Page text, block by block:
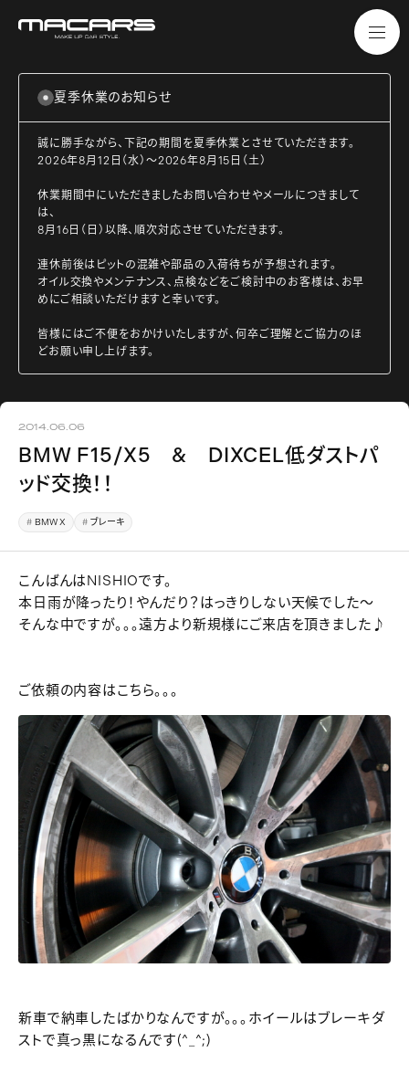
夏季休業のお知らせ
誠に勝手ながら、下記の期間を夏季休業とさせていただきます。
2026年8月12日（水）～2026年8月15日（土）
休業期間中にいただきましたお問い合わせやメールにつきまして
は、
8月16日（日）以降、順次対応させていただきます。
連休前後はピットの混雑や部品の入荷待ちが予想されます。
オイル交換やメンテナンス、点検などをご検討中のお客様は、お早
めにご相談いただけますと幸いです。
皆様にはご不便をおかけいたしますが、何卒ご理解とご協力のほ
どお願い申し上げます。
2014.06.06
BMW F15/X5 & DIXCEL低ダストパ
ッド交換！！
BMW X ブレーキ
こんばんはNISHIOです。
本日雨が降ったり！やんだり？はっきりしない天候でした～
そんな中ですが。。。遠方より新規様にご来店を頂きました♪
ご依頼の内容はこちら。。。
新車で納車したばかりなんですが。。。ホイールはブレーキダ
ストで真っ黒になるんです(^_^;)